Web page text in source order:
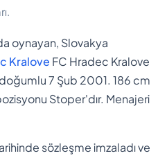
oynayan, Slovakya
Kralove FC Hradec Kralove
7 Şub 2001. 186 cm
Stoper'dır. Menajeri
sözleşme imzaladı ve